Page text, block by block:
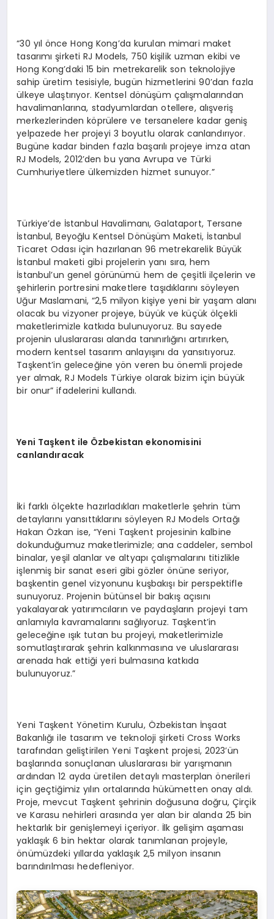
“30 yıl önce Hong Kong’da kurulan mimari maket
tasarımı şirketi RJ Models, 750 kişilik uzman ekibi ve
Hong Kong’daki 15 bin metrekarelik son teknolojiye
sahip üretim tesisiyle, bugün hizmetlerini 90’dan fazla
ülkeye ulaştırıyor. Kentsel dönüşüm çalışmalarından
havalimanlarına, stadyumlardan otellere, alışveriş
merkezlerinden köprülere ve tersanelere kadar geniş
yelpazede her projeyi 3 boyutlu olarak canlandırıyor.
Bugüne kadar binden fazla başarılı projeye imza atan
RJ Models, 2012’den bu yana Avrupa ve Türki
Cumhuriyetlere ülkemizden hizmet sunuyor.”
Türkiye’de İstanbul Havalimanı, Galataport, Tersane
İstanbul, Beyoğlu Kentsel Dönüşüm Maketi, İstanbul
Ticaret Odası için hazırlanan 96 metrekarelik Büyük
İstanbul maketi gibi projelerin yanı sıra, hem
İstanbul’un genel görünümü hem de çeşitli ilçelerin ve
şehirlerin portresini maketlere taşıdıklarını söyleyen
Uğur Maslamani, “2,5 milyon kişiye yeni bir yaşam alanı
olacak bu vizyoner projeye, büyük ve küçük ölçekli
maketlerimizle katkıda bulunuyoruz. Bu sayede
projenin uluslararası alanda tanınırlığını artırırken,
modern kentsel tasarım anlayışını da yansıtıyoruz.
Taşkent’in geleceğine yön veren bu önemli projede
yer almak, RJ Models Türkiye olarak bizim için büyük
bir onur” ifadelerini kullandı.
Yeni Taşkent ile Özbekistan ekonomisini
canlandıracak
İki farklı ölçekte hazırladıkları maketlerle şehrin tüm
detaylarını yansıttıklarını söyleyen RJ Models Ortağı
Hakan Özkan ise, “Yeni Taşkent projesinin kalbine
dokunduğumuz maketlerimizle; ana caddeler, sembol
binalar, yeşil alanlar ve altyapı çalışmalarını titizlikle
işlenmiş bir sanat eseri gibi gözler önüne seriyor,
başkentin genel vizyonunu kuşbakışı bir perspektifle
sunuyoruz. Projenin bütünsel bir bakış açısını
yakalayarak yatırımcıların ve paydaşların projeyi tam
anlamıyla kavramalarını sağlıyoruz. Taşkent’in
geleceğine ışık tutan bu projeyi, maketlerimizle
somutlaştırarak şehrin kalkınmasına ve uluslararası
arenada hak ettiği yeri bulmasına katkıda
bulunuyoruz.”
Yeni Taşkent Yönetim Kurulu, Özbekistan İnşaat
Bakanlığı ile tasarım ve teknoloji şirketi Cross Works
tarafından geliştirilen Yeni Taşkent projesi, 2023’ün
başlarında sonuçlanan uluslararası bir yarışmanın
ardından 12 ayda üretilen detaylı masterplan önerileri
için geçtiğimiz yılın ortalarında hükümetten onay aldı.
Proje, mevcut Taşkent şehrinin doğusuna doğru, Çirçik
ve Karasu nehirleri arasında yer alan bir alanda 25 bin
hektarlık bir genişlemeyi içeriyor. İlk gelişim aşaması
yaklaşık 6 bin hektar olarak tanımlanan projeyle,
önümüzdeki yıllarda yaklaşık 2,5 milyon insanın
barındırılması hedefleniyor.